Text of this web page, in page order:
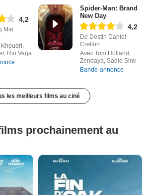
4,2
Mai
Rio Vega
Spider-Man: Brand
New Day
4,2
De Destin Daniel
Cretton
Avec Tom Holland,
Zendaya, Sadie Sink
Bande-annonce
les meilleurs films au ciné
prochainement au